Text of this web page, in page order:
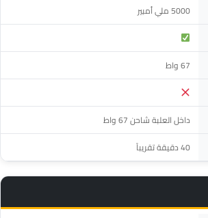
5000 ملي أمبير
67 واط
داخل العلبة شاحن 67 واط
40 دقيقة تقريباً